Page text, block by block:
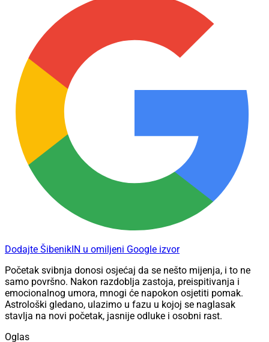
Dodajte ŠibenikIN u omiljeni Google izvor
Početak svibnja donosi osjećaj da se nešto mijenja, i to ne
samo površno. Nakon razdoblja zastoja, preispitivanja i
emocionalnog umora, mnogi će napokon osjetiti pomak.
Astrološki gledano, ulazimo u fazu u kojoj se naglasak
stavlja na novi početak, jasnije odluke i osobni rast.
Oglas